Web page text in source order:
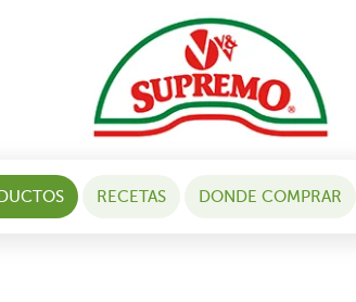
RECETAS DONDE COMPRAR